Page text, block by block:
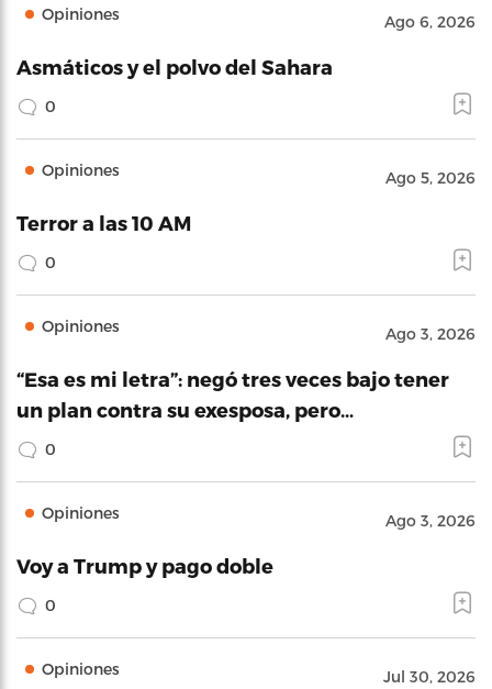
Opiniones Ago 6, 2026
Asmáticos y el polvo del Sahara
0
Opiniones Ago 5, 2026
Terror a las 10 AM
0
Opiniones Ago 3, 2026
“Esa es mi letra”: negó tres veces bajo tener
un plan contra su exesposa, pero…
0
Opiniones Ago 3, 2026
Voy a Trump y pago doble
0
Opiniones Jul 30, 2026